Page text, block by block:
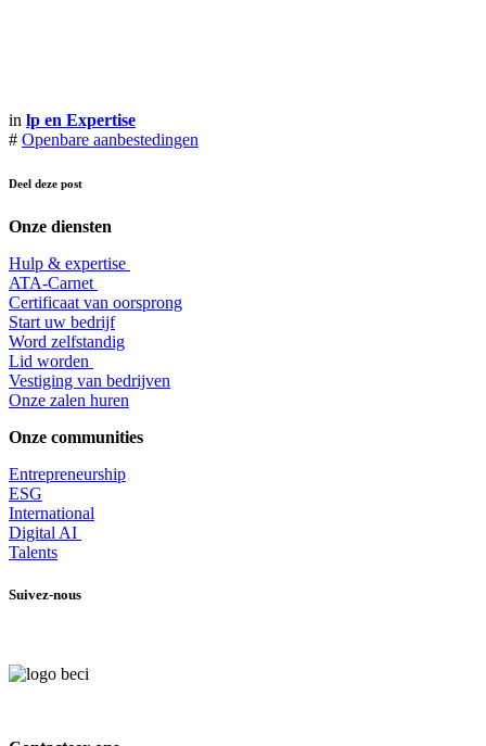
in lp en Expertise
# Openbare aanbestedingen
Deel deze post
Onze diensten
Hulp & expertise
​ATA-Carnet
Certificaat van oorsprong
Start uw bedrijf
Word zelfstandig
Lid worden
​Vestiging van bedrijven
Onze zalen huren
Onze communities
Entrepreneurship
ESG
International
Digital AI
Talents
Suivez-nous